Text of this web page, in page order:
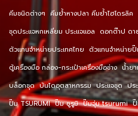
คีมชนิดต่างๆ คีมย้ำหางปลา คีมย้ำไฮโดรลิค
ชุดประแจหกเหลี่ยม ประแจแอล ดอกต๊าป ดา
ตัวแทนจำหน่ายประเทศไทย ตัวแทนจำหน่าย
ตู้เครื่องมือ กล่อง-กระเป๋าเครื่องมือช่าง น้ำย
บล็อกชุด บันไดอุตสาหกรรม ประแจชุด ปร
ปั๊ม TSURUMI ปั๊ม ซูรูมิ ปั๊มจุ่ม tsurumi